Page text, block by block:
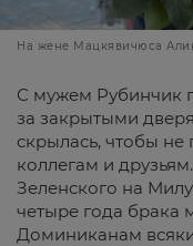
На жене Мацкявичюса
С мужем Рубинчик
за закрытыми
скрылась, чтобы не
коллегам и
Зеленского на
четыре года брака
Доминиканам